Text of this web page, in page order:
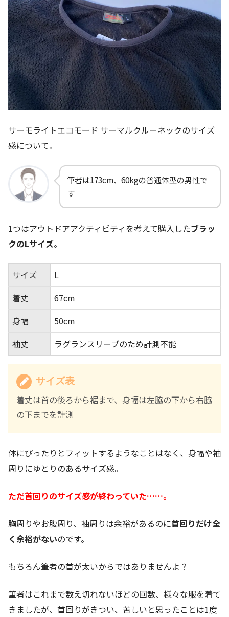
サーモライトエコモード サーマルクルーネックのサイズ
感について。
筆者は173cm、60kgの普通体型の男性で
す
1つはアウトドアアクティビティを考えて購入したブラッ
クのLサイズ。
サイズ
L
着丈
67cm
身幅
50cm
袖丈
ラグランスリーブのため計測不能
サイズ表
着丈は首の後ろから裾まで、身幅は左脇の下から右脇
の下までを計測
体にぴったりとフィットするようなことはなく、身幅や袖
周りにゆとりのあるサイズ感。
ただ首回りのサイズ感が終わっていた……。
胸周りやお腹周り、袖周りは余裕があるのに首回りだけ全
く余裕がないのです。
もちろん筆者の首が太いからではありませんよ？
筆者はこれまで数え切れないほどの回数、様々な服を着て
きましたが、首回りがきつい、苦しいと思ったことは1度